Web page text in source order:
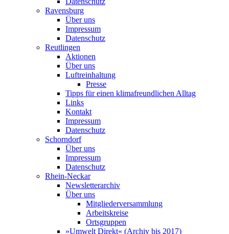
Ravensburg
Über uns
Impressum
Datenschutz
Reutlingen
Aktionen
Über uns
Luftreinhaltung
Presse
Tipps für einen klimafreundlichen Alltag
Links
Kontakt
Impressum
Datenschutz
Schorndorf
Über uns
Impressum
Datenschutz
Rhein-Neckar
Newsletterarchiv
Über uns
Mitgliederversammlung
Arbeitskreise
Ortsgruppen
»Umwelt Direkt« (Archiv bis 2017)